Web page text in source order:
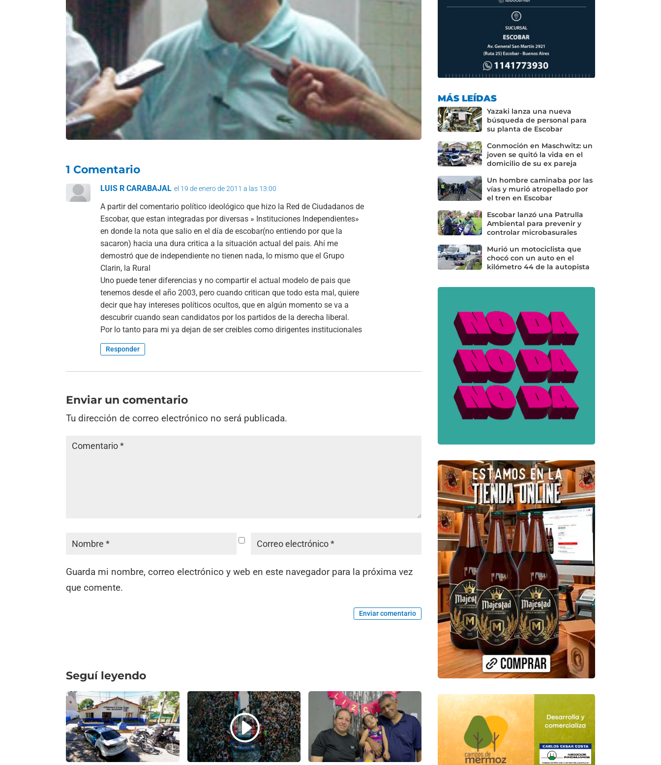
1 Comentario
LUIS R CARABAJAL el 19 de enero de 2011 a las 13:00
A partir del comentario político ideológico que hizo la Red de Ciudadanos de
Escobar, que estan integradas por diversas » Instituciones Independientes»
en donde la nota que salio en el día de escobar(no entiendo por que la
sacaron) hacia una dura critica a la situación actual del pais. Ahí me
demostró que de independiente no tienen nada, lo mismo que el Grupo
Clarin, la Rural
Uno puede tener diferencias y no compartir el actual modelo de pais que
tenemos desde el año 2003, pero cuando critican que todo esta mal, quiere
decir que hay intereses políticos ocultos, que en algún momento se va a
descubrir cuando sean candidatos por los partidos de la derecha liberal.
Por lo tanto para mi ya dejan de ser creibles como dirigentes institucionales
Responder
Enviar un comentario
Tu dirección de correo electrónico no será publicada.
Guarda mi nombre, correo electrónico y web en este navegador para la próxima vez
que comente.
Enviar comentario
Seguí leyendo
MÁS LEÍDAS
Yazaki lanza una nueva
búsqueda de personal para
su planta de Escobar
Conmoción en Maschwitz: un
joven se quitó la vida en el
domicilio de su ex pareja
Un hombre caminaba por las
vías y murió atropellado por
el tren en Escobar
Escobar lanzó una Patrulla
Ambiental para prevenir y
controlar microbasurales
Murió un motociclista que
chocó con un auto en el
kilómetro 44 de la autopista